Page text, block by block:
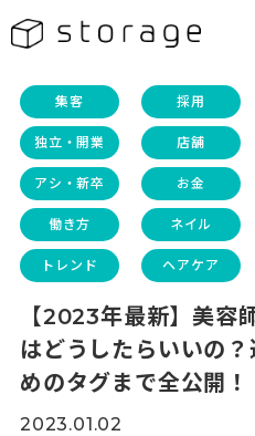
集客 採用
独立・開業 店舗
アシ・新卒 お金
働き方 ネイル
トレンド ヘアケア
【2023年最新】美容
はどうしたらいいの
めのタグまで全公開！
2023.01.02